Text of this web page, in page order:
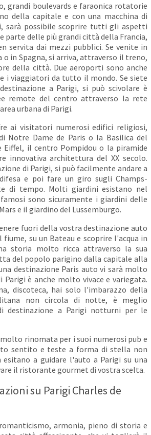
grandi boulevards e faraonica rotatorie
della capitale e con una macchina di
sarà possibile scoprire tutti gli aspetti
parte delle più grandi città della Francia,
servita dai mezzi pubblici. Se venite in
in Spagna, si arriva, attraverso il treno,
della città. Due aeroporti sono anche
i viaggiatori da tutto il mondo. Se siete
a Parigi, si può scivolare è
remote del centro attraverso la rete
urbana di Parigi.
ai visitatori numerosi edifici religiosi,
Notre Dame de Paris o la Basilica del
Eiffel, il centro Pompidou o la piramide
innovativa architettura del XX secolo.
di Parigi, si può facilmente andare a
e poi fare un giro sugli Champs-
di tempo. Molti giardini esistano nel
sono sicuramente i giardini delle
e il giardino del Lussemburgo.
fuori della vostra destinazione auto
fiume, su un Bateau e scoprire l'acqua in
storia molto ricca attraverso la sua
del popolo parigino dalla capitale alla
destinazione Paris auto vi sarà molto
è anche molto vivace e variegata.
discoteca, hai solo l'imbarazzo della
non circola di notte, è meglio
destinazione a Parigi notturni per le
rinomata per i suoi numerosi pub e
sentito e teste a forma di stella non
esitano a guidare l'auto a Parigi su una
il ristorante gourmet di vostra scelta.
su Parigi Charles de
armonia, pieno di storia e